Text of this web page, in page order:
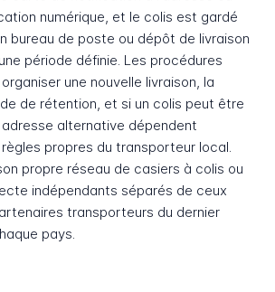
numérique, et le colis est gardé
bureau de poste ou dépôt de livraison
période définie. Les procédures
une nouvelle livraison, la
de rétention, et si un colis peut être
alternative dépendent
propres du transporteur local.
propre réseau de casiers à colis ou
indépendants séparés de ceux
transporteurs du dernier
pays.